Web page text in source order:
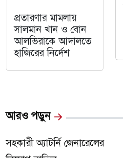
প্রতারণার মামলায়
সালমান খান ও বোন
আলভিরাকে আদালতে
হাজিরের নির্দেশ
আরও পড়ুন
সহকারী অ্যাটর্নি জেনারেলের